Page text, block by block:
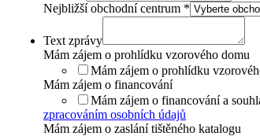
Nejbližší obchodní centrum *
Text zprávy
Mám zájem o prohlídku vzorového domu
Mám zájem o prohlídku
Mám zájem o financování
Mám zájem o financování a
zpracováním osobních údajů
Mám zájem o zaslání tištěného katalogu